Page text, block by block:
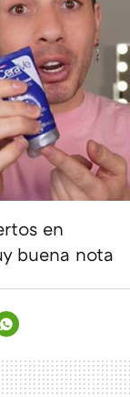
en
buena nota